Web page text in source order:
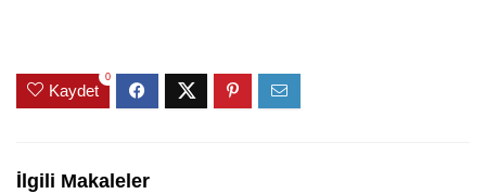
Kaydet
0
İlgili Makaleler